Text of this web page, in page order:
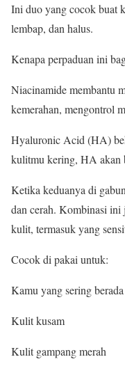
Ini duo yang cocok buat
lembap, dan halus.
Kenapa perpaduan ini
Niacinamide membantu
kemerahan, mengontrol
Hyaluronic Acid (HA)
kulitmu kering, HA akan
Ketika keduanya di
dan cerah. Kombinasi ini
kulit, termasuk yang
Cocok di pakai untuk:
Kamu yang sering
Kulit kusam
Kulit gampang merah